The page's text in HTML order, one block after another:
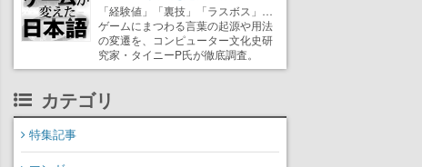
「経験値」「裏技」「ラスボス」…
ゲームにまつわる言葉の起源や用法
の変遷を、コンピューター文化史研
究家・タイニーP氏が徹底調査。
カテゴリ
特集記事